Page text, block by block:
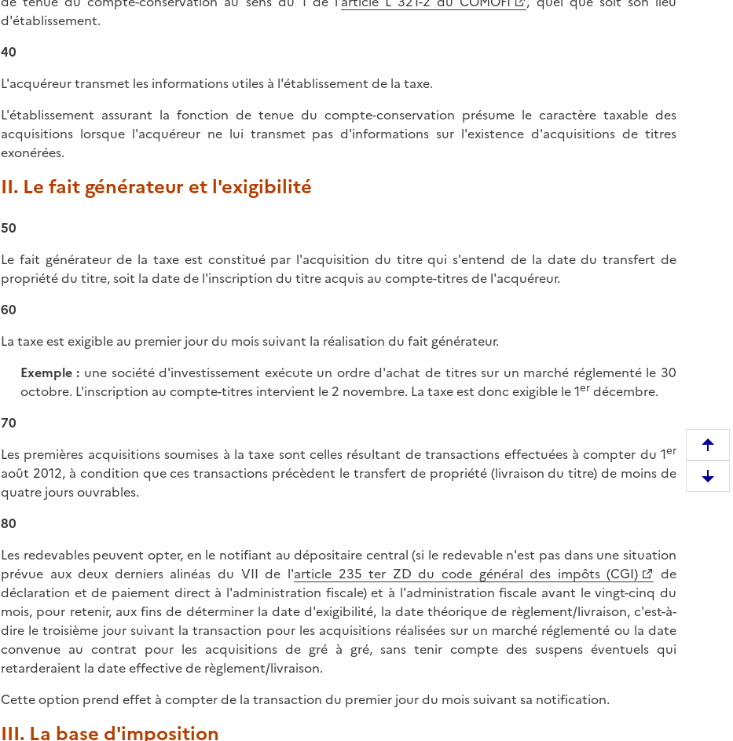
d'établissement.
40
L'acquéreur transmet les informations utiles à l'établissement de la taxe.
L'établissement assurant la fonction de tenue du compte-conservation présume le caractère taxable des
acquisitions lorsque l'acquéreur ne lui transmet pas d'informations sur l'existence d'acquisitions de titres
exonérées.
II. Le fait générateur et l'exigibilité
50
Le fait générateur de la taxe est constitué par l'acquisition du titre qui s'entend de la date du transfert de
propriété du titre, soit la date de l'inscription du titre acquis au compte-titres de l'acquéreur.
60
La taxe est exigible au premier jour du mois suivant la réalisation du fait générateur.
Exemple: une société d'investissement exécute un ordre d'achat de titres sur un marché réglementé le 30
octobre. L'inscription au compte-titres intervient le 2 novembre. La taxe est donc exigible le 1erdécembre.
70
Les premières acquisitions soumises à la taxe sont celles résultant de transactions effectuées à compter du 1er
août 2012, à condition que ces transactions précèdent le transfert de propriété (livraison du titre) de moins de
quatre jours ouvrables.
80
Les redevables peuvent opter, en le notifiant au dépositaire central (si le redevable n'est pas dans une situation
prévue aux deux derniers alinéas du VII de l'article 235 ter ZD du code général des impôts (CGI)
de
déclaration et de paiement direct à l'administration fiscale) et à l'administration fiscale avant le vingt-cinq du
mois, pour retenir, aux fins de déterminer la date d'exigibilité, la date théorique de règlement/livraison, c'est-à-
dire le troisième jour suivant la transaction pour les acquisitions réalisées sur un marché réglementé ou la date
convenue au contrat pour les acquisitions de gré à gré, sans tenir compte des suspens éventuels qui
retarderaient la date effective de règlement/livraison.
Cette option prend effet à compter de la transaction du premier jour du mois suivant sa notification.
III. La base d'imposition
e
m
D